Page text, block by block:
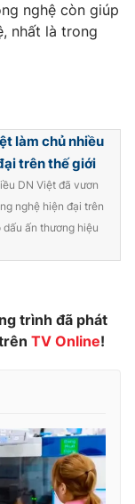
Việt
nghệ còn giúp
nhất là trong
làm chủ nhiều
trên thế giới
DN Việt đã vươn
nghệ hiện đại trên
ấn thương hiệu
trình đã phát
TV Online!